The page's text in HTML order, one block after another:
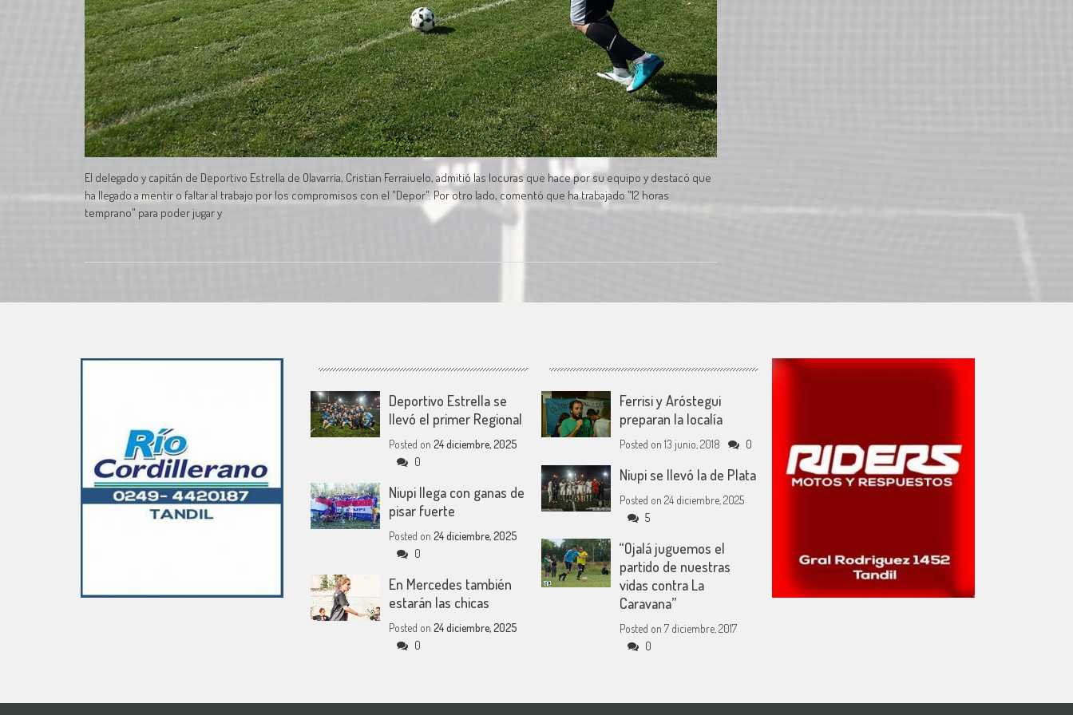
El delegado y capitán de Deportivo Estrella de Olavarría, Cristian Ferraiuelo, admitió las locuras que hace por su equipo y destacó que
ha llegado a mentir o faltar al trabajo por los compromisos con el "Depor". Por otro lado, comentó que ha trabajado "12 horas
temprano" para poder jugar y
Deportivo Estrella se
llevó el primer Regional
Posted on 24 diciembre, 2025
0
Niupi llega con ganas de
pisar fuerte
Posted on 24 diciembre, 2025
0
En Mercedes también
estarán las chicas
Posted on 24 diciembre, 2025
0
Ferrisi y Aróstegui
preparan la localía
Posted on 13 junio, 2018 0
Niupi se llevó la de Plata
Posted on 24 diciembre, 2025
5
“Ojalá juguemos el
partido de nuestras
vidas contra La
Caravana”
Posted on 7 diciembre, 2017
0